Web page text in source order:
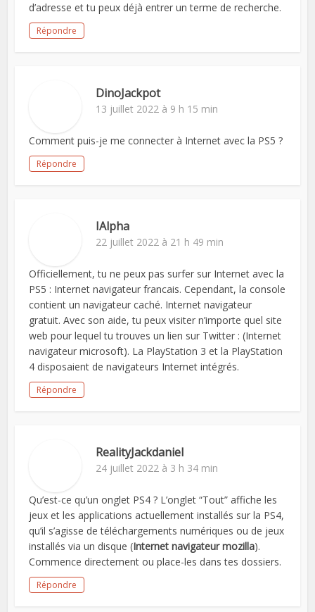
d’adresse et tu peux déjà entrer un terme de recherche.
Répondre
DinoJackpot
13 juillet 2022 à 9 h 15 min
Comment puis-je me connecter à Internet avec la PS5 ?
Répondre
IAlpha
22 juillet 2022 à 21 h 49 min
Officiellement, tu ne peux pas surfer sur Internet avec la
PS5 : Internet navigateur francais. Cependant, la console
contient un navigateur caché. Internet navigateur
gratuit. Avec son aide, tu peux visiter n’importe quel site
web pour lequel tu trouves un lien sur Twitter : (Internet
navigateur microsoft). La PlayStation 3 et la PlayStation
4 disposaient de navigateurs Internet intégrés.
Répondre
RealityJackdaniel
24 juillet 2022 à 3 h 34 min
Qu’est-ce qu’un onglet PS4 ? L’onglet “Tout” affiche les
jeux et les applications actuellement installés sur la PS4,
qu’il s’agisse de téléchargements numériques ou de jeux
installés via un disque (Internet navigateur mozilla).
Commence directement ou place-les dans tes dossiers.
Répondre